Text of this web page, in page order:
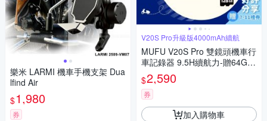
樂米 LARMI 機車手機支架 Dua
lfind Air
$1,980
券
V20S Pro升級版4000mAh續航
MUFU V20S Pro 雙鏡頭機車行
車記錄器 9.5H續航力-贈64GB
記憶卡
$2,590
券
加入購物車